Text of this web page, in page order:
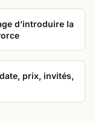
d’introduire la
prix, invités,